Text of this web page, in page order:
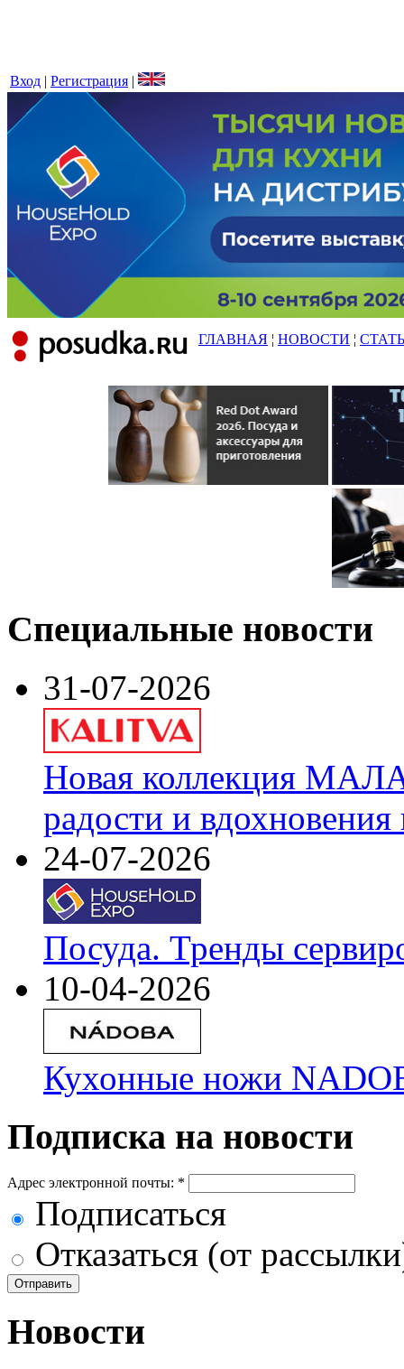
Вход | Регистрация |
ГЛАВНАЯ ¦ НОВОСТИ ¦
Специальные новости
31-07-2026
Новая коллекция
радости и
24-07-2026
Посуда. Тренды
10-04-2026
Кухонные ножи
Подписка на новости
Адрес электронной почты: *
Подписаться
Отказаться (от
Новости